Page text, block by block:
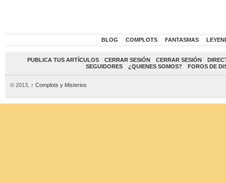
BLOG COMPLOTS FANTASMAS
PUBLICA TUS ARTÍCULOS CERRAR SESIÓN CERRAR SESIÓN
SEGUIDORES
¿QUIENES SOMOS? FOROS DE
© 2013, ↑ Complots y Misterios